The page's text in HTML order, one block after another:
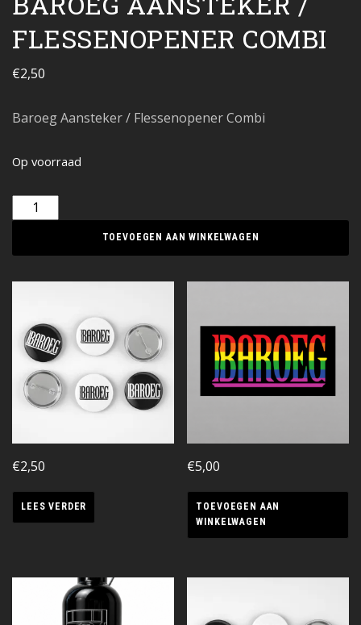
FLESSENOPENER COMBI
€2,50
Baroeg Aansteker / Flessenopener Combi
Op voorraad
TOEVOEGEN AAN WINKELWAGEN
€2,50
LEES VERDER
€5,00
TOEVOEGEN AAN
WINKELWAGEN